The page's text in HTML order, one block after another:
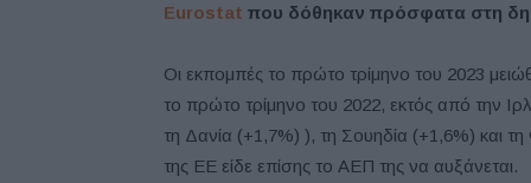
Eurostat που δόθηκαν πρόσφατα στη
Οι εκπομπές το πρώτο τρίμηνο του 2023
το πρώτο τρίμηνο του 2022, εκτός από την
τη Δανία (+1,7%) ), τη Σουηδία (+1,6%) και
της ΕΕ είδε επίσης το ΑΕΠ της να αυξάνεται.